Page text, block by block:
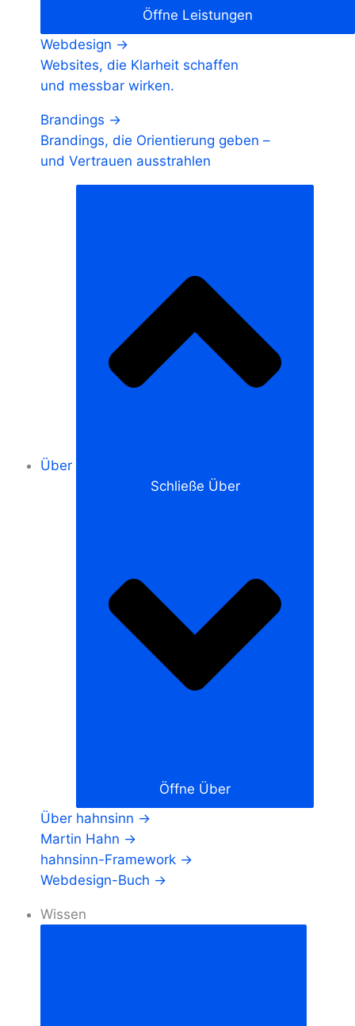
Öffne Leistungen
Webdesign →
Websites, die Klarheit schaffen
und messbar wirken.
Brandings →
Brandings, die Orientierung geben –
und Vertrauen ausstrahlen
Über
Schließe Über
Öffne Über
Über hahnsinn →
Martin Hahn →
hahnsinn-Framework →
Webdesign-Buch →
Wissen